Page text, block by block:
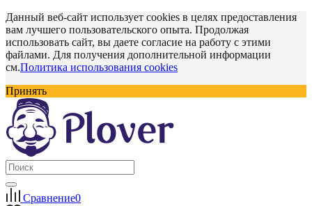
Данный веб-сайт использует cookies в целях предоставления
вам лучшего пользовательского опыта. Продолжая
использовать сайт, вы даете согласие на работу с этими
файлами. Для получения дополнительной информации
см.Политика использования cookies
Принять
Сравнение0